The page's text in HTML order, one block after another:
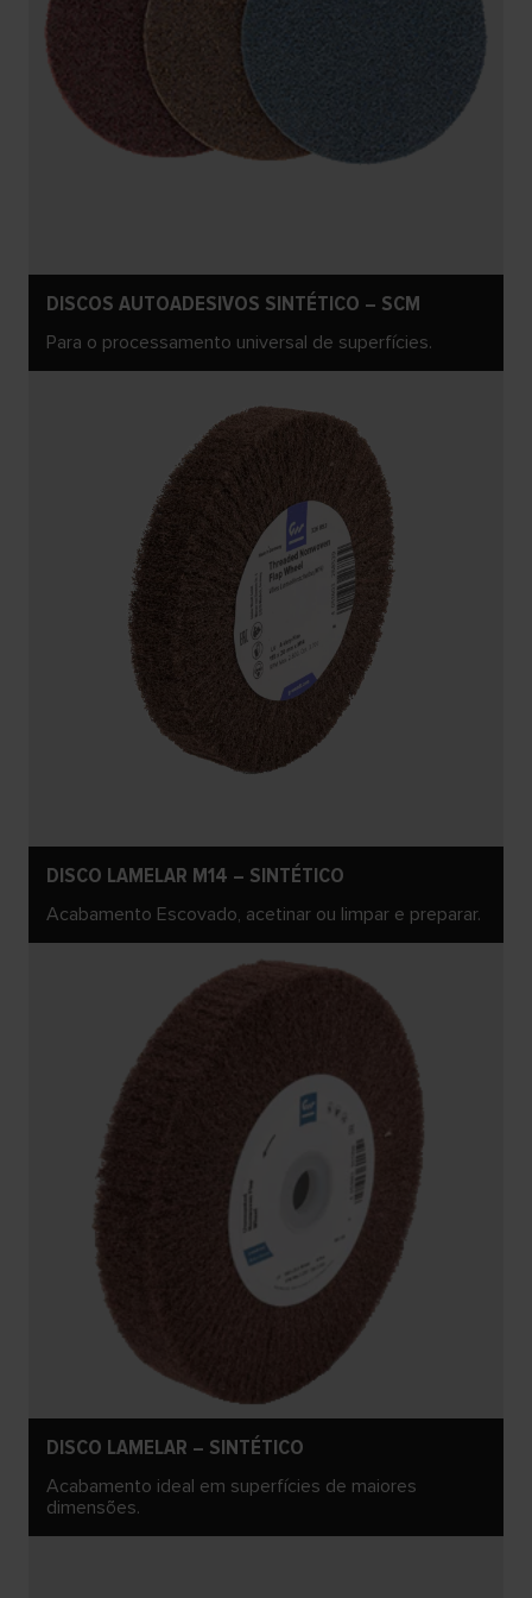
DISCOS AUTOADESIVOS SINTÉTICO – SCM
Para o processamento universal de superfícies.
DISCO LAMELAR M14 – SINTÉTICO
Acabamento Escovado, acetinar ou limpar e preparar.
DISCO LAMELAR – SINTÉTICO
Acabamento ideal em superfícies de maiores
dimensões.